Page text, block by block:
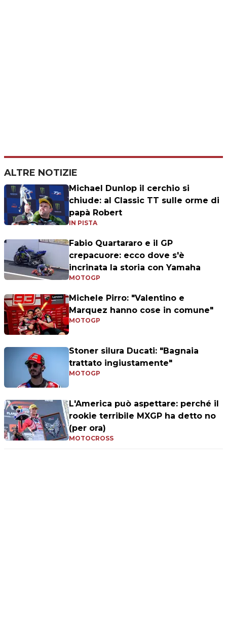
ALTRE NOTIZIE
Michael Dunlop il cerchio si
chiude: al Classic TT sulle orme di
papà Robert
IN PISTA
Fabio Quartararo e il GP
crepacuore: ecco dove s'è
incrinata la storia con Yamaha
MOTOGP
Michele Pirro: "Valentino e
Marquez hanno cose in comune"
MOTOGP
Stoner silura Ducati: "Bagnaia
trattato ingiustamente"
MOTOGP
L'America può aspettare: perché il
rookie terribile MXGP ha detto no
(per ora)
MOTOCROSS